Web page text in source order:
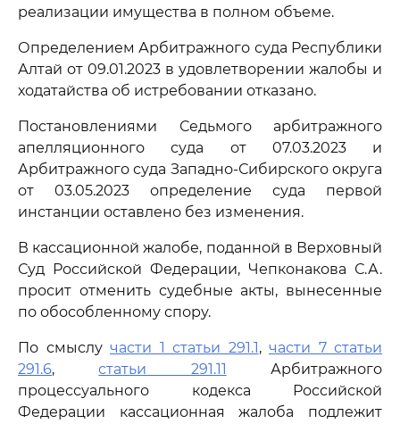
реализации имущества в полном объеме.
Определением Арбитражного суда Республики
Алтай от 09.01.2023 в удовлетворении жалобы и
ходатайства об истребовании отказано.
Постановлениями Седьмого арбитражного
апелляционного суда от 07.03.2023 и
Арбитражного суда Западно-Сибирского округа
от 03.05.2023 определение суда первой
инстанции оставлено без изменения.
В кассационной жалобе, поданной в Верховный
Суд Российской Федерации, Чепконакова С.А.
просит отменить судебные акты, вынесенные
по обособленному спору.
По смыслу части 1 статьи 291.1, части 7 статьи
291.6,статьи 291.11 Арбитражного
процессуального кодекса Российской
Федерации кассационная жалоба подлежит